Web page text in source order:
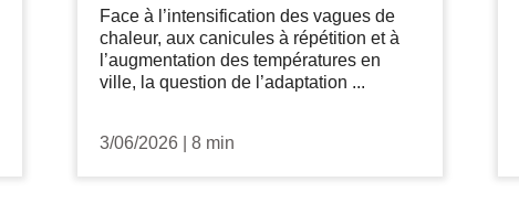
Face à l’intensification des vagues de
chaleur, aux canicules à répétition et à
l’augmentation des températures en
ville, la question de l’adaptation ...
3/06/2026 8 min